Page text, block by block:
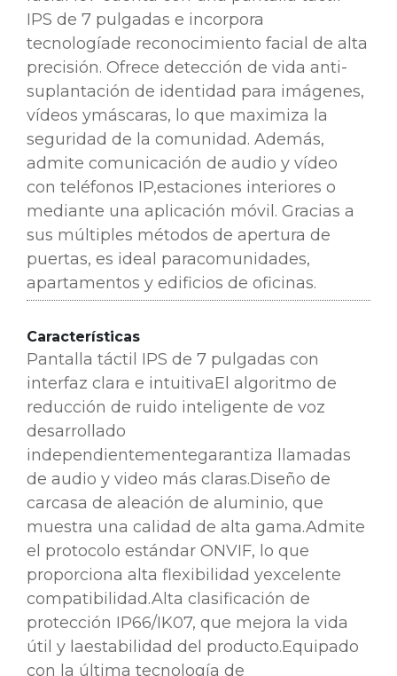
IPS de 7 pulgadas e incorpora
tecnologíade reconocimiento facial de alta
precisión. Ofrece detección de vida anti-
suplantación de identidad para imágenes,
vídeos ymáscaras, lo que maximiza la
seguridad de la comunidad. Además,
admite comunicación de audio y vídeo
con teléfonos IP,estaciones interiores o
mediante una aplicación móvil. Gracias a
sus múltiples métodos de apertura de
puertas, es ideal paracomunidades,
apartamentos y edificios de oficinas.
Características
Pantalla táctil IPS de 7 pulgadas con
interfaz clara e intuitivaEl algoritmo de
reducción de ruido inteligente de voz
desarrollado
independientementegarantiza llamadas
de audio y video más claras.Diseño de
carcasa de aleación de aluminio, que
muestra una calidad de alta gama.Admite
el protocolo estándar ONVIF, lo que
proporciona alta flexibilidad yexcelente
compatibilidad.Alta clasificación de
protección IP66/IK07, que mejora la vida
útil y laestabilidad del producto.Equipado
con la última tecnología de